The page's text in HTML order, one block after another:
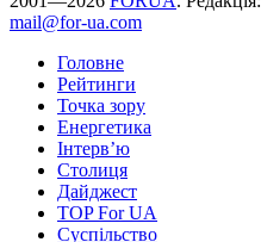
mail@for-ua.com
Головне
Рейтинги
Точка зору
Енергетика
Інтерв’ю
Столиця
Дайджест
TOP For UA
Суспiльство